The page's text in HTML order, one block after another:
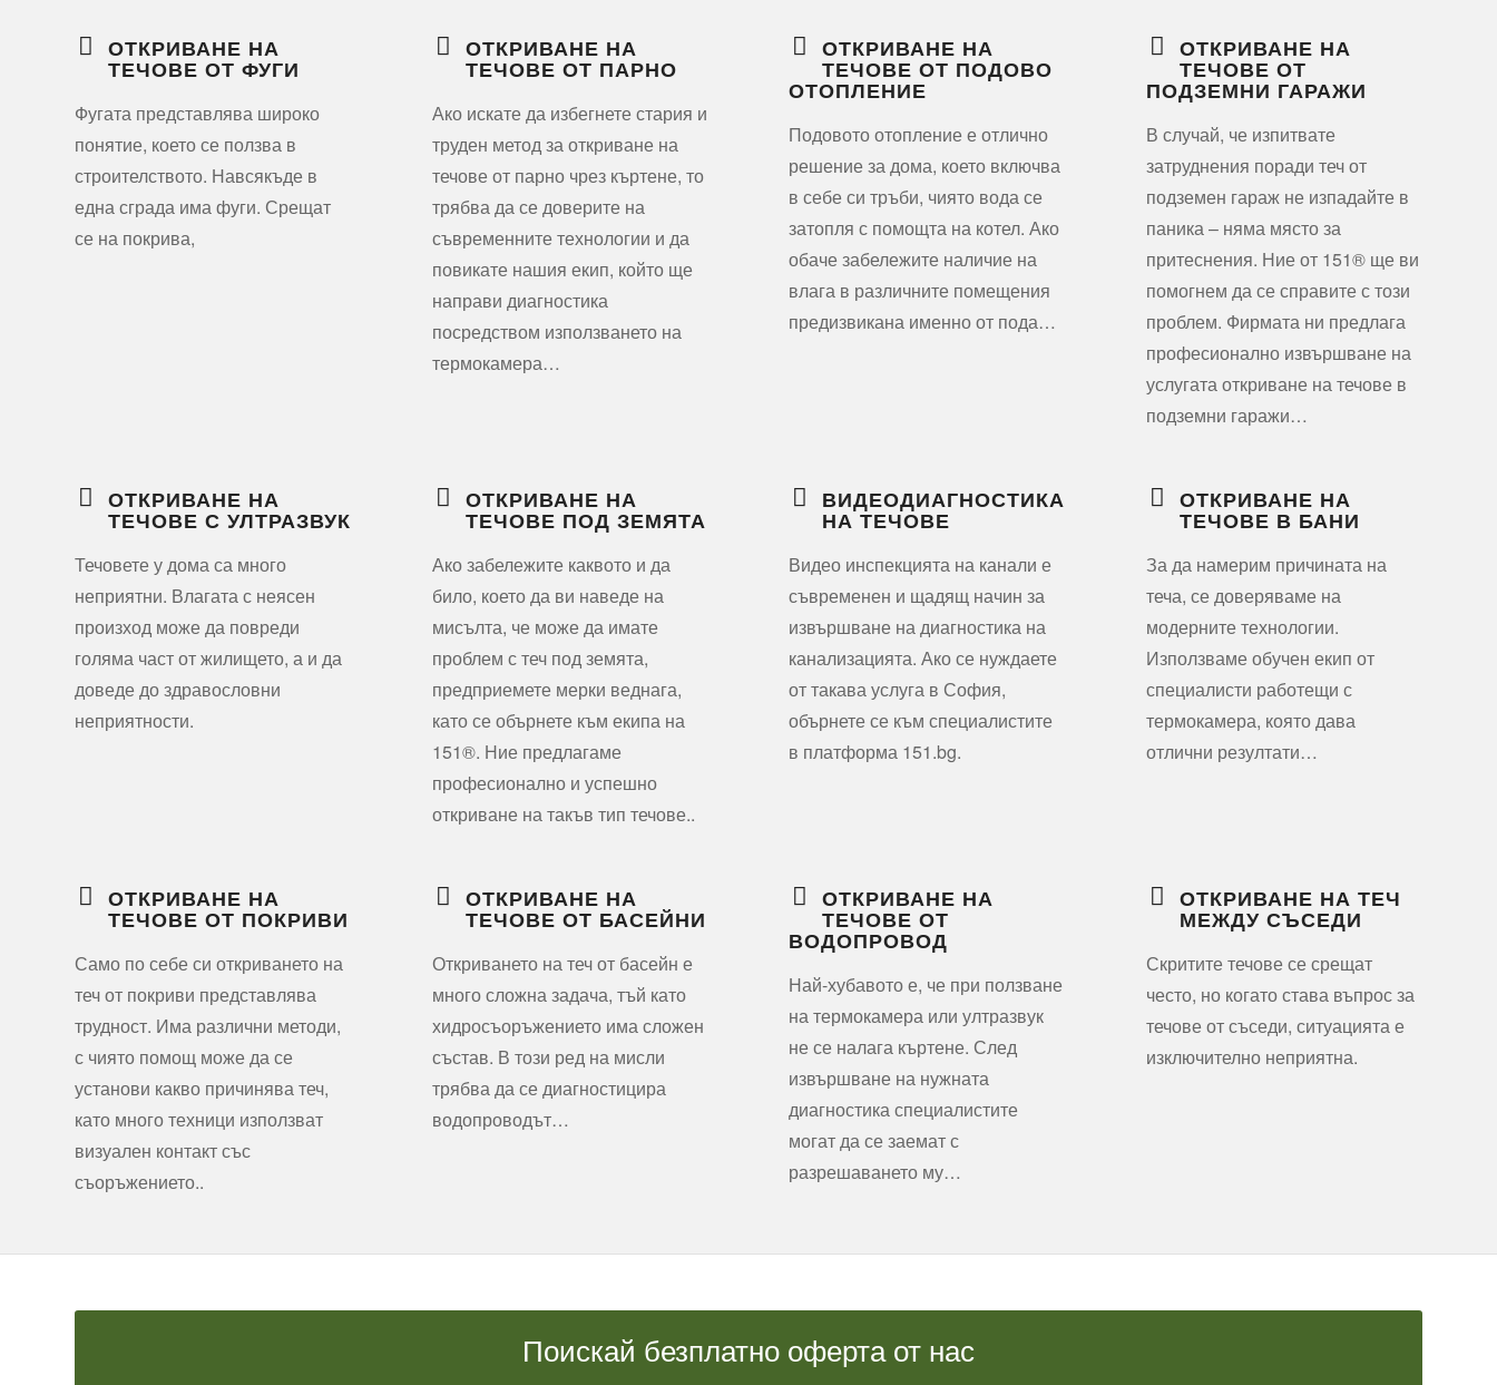
ОТКРИВАНЕ НА
ТЕЧОВЕ ОТ ФУГИ
Фугата представлява широко
понятие, което се ползва в
строителството. Навсякъде в
една сграда има фуги. Срещат
се на покрива,
ОТКРИВАНЕ НА
ТЕЧОВЕ ОТ ПАРНО
Ако искате да избегнете стария и
труден метод за откриване на
течове от парно чрез къртене, то
трябва да се доверите на
съвременните технологии и да
повикате нашия екип, който ще
направи диагностика
посредством използването на
термокамера…
ОТКРИВАНЕ НА
ТЕЧОВЕ ОТ ПОДОВО
ОТОПЛЕНИЕ
Подовото отопление е отлично
решение за дома, което включва
в себе си тръби, чиято вода се
затопля с помощта на котел. Ако
обаче забележите наличие на
влага в различните помещения
предизвикана именно от пода…
ОТКРИВАНЕ НА
ТЕЧОВЕ ОТ
ПОДЗЕМНИ ГАРАЖИ
В случай, че изпитвате
затруднения поради теч от
подземен гараж не изпадайте в
паника – няма място за
притеснения. Ние от 151® ще ви
помогнем да се справите с този
проблем. Фирмата ни предлага
професионално извършване на
услугата откриване на течове в
подземни гаражи…
ОТКРИВАНЕ НА
ТЕЧОВЕ С УЛТРАЗВУК
Течовете у дома са много
неприятни. Влагата с неясен
произход може да повреди
голяма част от жилището, а и да
доведе до здравословни
неприятности.
ОТКРИВАНЕ НА
ТЕЧОВЕ ПОД ЗЕМЯТА
Ако забележите каквото и да
било, което да ви наведе на
мисълта, че може да имате
проблем с теч под земята,
предприемете мерки веднага,
като се обърнете към екипа на
151®. Ние предлагаме
професионално и успешно
откриване на такъв тип течове..
ВИДЕОДИАГНОСТИКА
НА ТЕЧОВЕ
Видео инспекцията на канали е
съвременен и щадящ начин за
извършване на диагностика на
канализацията. Ако се нуждаете
от такава услуга в София,
обърнете се към специалистите
в платформа 151.bg.
ОТКРИВАНЕ НА
ТЕЧОВЕ В БАНИ
За да намерим причината на
теча, се доверяваме на
модерните технологии.
Използваме обучен екип от
специалисти работещи с
термокамера, която дава
отлични резултати…
ОТКРИВАНЕ НА
ТЕЧОВЕ ОТ ПОКРИВИ
Само по себе си откриването на
теч от покриви представлява
трудност. Има различни методи,
с чиято помощ може да се
установи какво причинява теч,
като много техници използват
визуален контакт със
съоръжението..
ОТКРИВАНЕ НА
ТЕЧОВЕ ОТ БАСЕЙНИ
Откриването на теч от басейн е
много сложна задача, тъй като
хидросъоръжението има сложен
състав. В този ред на мисли
трябва да се диагностицира
водопроводът…
ОТКРИВАНЕ НА
ТЕЧОВЕ ОТ
ВОДОПРОВОД
Най-хубавото е, че при ползване
на термокамера или ултразвук
не се налага къртене. След
извършване на нужната
диагностика специалистите
могат да се заемат с
разрешаването му…
ОТКРИВАНЕ НА ТЕЧ
МЕЖДУ СЪСЕДИ
Скритите течове се срещат
често, но когато става въпрос за
течове от съседи, ситуацията е
изключително неприятна.
Поискай безплатно оферта от нас